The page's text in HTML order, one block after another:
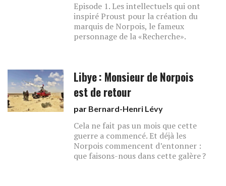
Episode 1. Les intellectuels qui ont
inspiré Proust pour la création du
marquis de Norpois, le fameux
personnage de la «Recherche».
Libye : Monsieur de Norpois
est de retour
par Bernard-Henri Lévy
Cela ne fait pas un mois que cette
guerre a commencé. Et déjà les
Norpois commencent d’entonner :
que faisons-nous dans cette galère ?